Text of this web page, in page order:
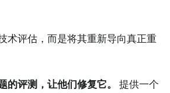
术评估，而是将其重新导向真正重
的评测，让他们修复它。
提供一个